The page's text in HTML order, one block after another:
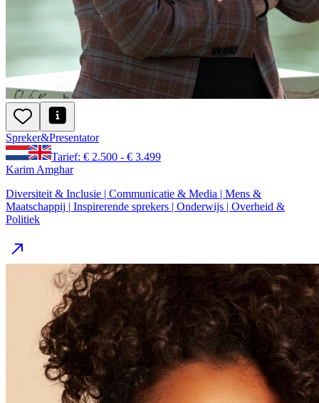
Spreker&Presentator
Tarief: € 2.500 - € 3.499
Karim Amghar
Diversiteit & Inclusie | Communicatie & Media | Mens &
Maatschappij | Inspirerende sprekers | Onderwijs | Overheid &
Politiek